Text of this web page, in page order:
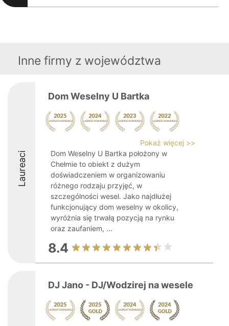
Inne firmy z województwa
Laureaci
Dom Weselny U Bartka
Pokaż więcej >>
Dom Weselny U Bartka położony w
Chełmie to obiekt z dużym
doświadczeniem w organizowaniu
różnego rodzaju przyjęć, w
szczególności wesel. Jako najdłużej
funkcjonujący dom weselny w okolicy,
wyróżnia się trwałą pozycją na rynku
oraz zaufaniem, ...
8.4
DJ Jano - DJ/Wodzirej na wesele